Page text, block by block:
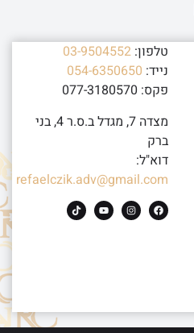
טלפון: 03-9504552
נייד: 054-6350650
פקס: 077-3180570
מצדה 7, מגדל ב.ס.ר 4, בני
ברק
דוא"ל:
refaelczik.adv@gmail.com